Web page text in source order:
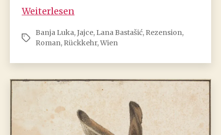
Weiterlesen
Fang
den
Schlagwörter
Banja Luka,Jajce, Lana Bastašić, Rezension,
Roman, Rückkehr,Wien